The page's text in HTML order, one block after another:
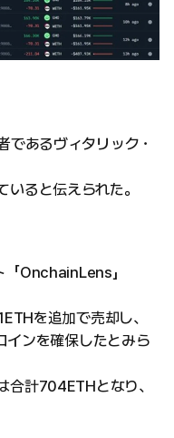
であるヴィタリック・
ると伝えられた。
OnchainLens」
を追加で売却し、
インを確保したとみら
合計704ETHとなり、